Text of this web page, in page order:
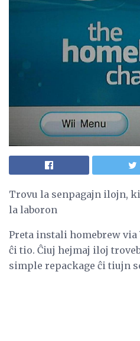
Trovu la senpagajn ilojn,
la laboron
Preta instali homebrew via
ĉi tio. Ĉiuj hejmaj iloj
simple repackage ĉi tiujn